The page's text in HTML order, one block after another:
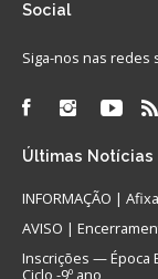
Social
Siga-nos nas redes
Últimas Notícias
INFORMAÇÃO |
AVISO |
Inscrições — Época